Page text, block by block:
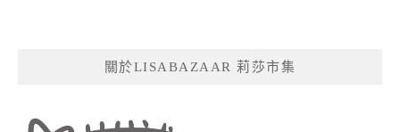
關於LISABAZAAR 莉莎市集